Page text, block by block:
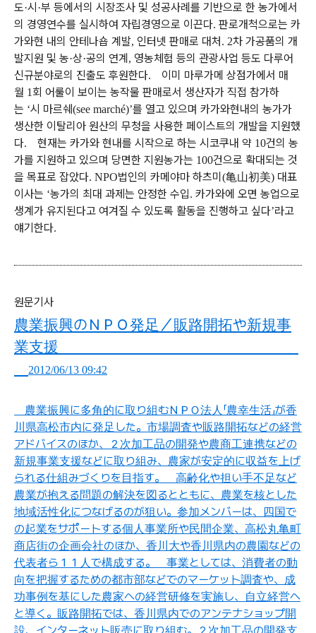
도·시 ·부 등에서의 시장조사 및 성공사례를 기반으로 한 농가에서
의 경영연수를 실시하여 자립경영으로 이끈다. 판로개척으로는 카
가와현 내의 안테나숍 계발, 인터넷 판매로 대처 . 2차 가공품의 개
발지원 및 농·상·공의 연계 , 영농체험 등의 관광사업 등도 다루어
신규분야로의 진출도 후원한다.
이미 마루가메 상점가에서 매
월 1 회 어룰이 보이는 농작물 판매로서 생산자가 직접 참가하
는 ‘시 마르쉐 (see marché)’를 열고 있으며 카가와현내의 농가가
생산한 이탈리아 원산의 무청을 사용한 페이스트의 개발을 지원했
다. 현재는 카가와 현내를 시작으로 하는 시코쿠내 약 10건의 농
가를 지원하고 있으며 당면한 지원농가는 100건으로 확대되는 것
을 목표로 잡았다. NPO법인의 카메야마 하츠미 (亀山初美) 대표
이사는 ‘농가의 최대 과제는 안정한 수입. 카가와에 오면 농업으로
생계가 유지된다고 여겨질 수 있도록 활동을 진행하고 싶다’라고
얘기한다.
원문기사
農業振興の ＮＰＯ発足 ／販路開拓や新規事
業支援
2012/06/13 09:42
農業振興に多角的に取 り組むＮＰＯ法人「農幸生活」が香
川県高松市内に発足 した。 市場調査や販路開拓などの経営
アドバイスのほか、２ 次加工品の開発や農商工連携などの
新規事業支援などに取 り組み、 農家が安定的に収益を上げ
られる仕組みづくりを 目指す。 高齢化や担い手不足など
農業が抱える問題の解決を図 るとともに、 農業を核とした
地域活性化につなげるのが狙い。 参加メンバーは、 四国で
の起業をサポートする個人事業所や民間企業、 高松丸亀町
商店街の企画会社のほか、 香川大や香川県内の農園などの
代表者ら １１ 人で構成する。 事業としては、 消費者の動
向を把握するための都市部などでのマーケット調査や、 成
功事例 を基にした農家への経営研修を実施し、 自立経営へ
と導く 。 販路開拓では、 香川県内でのアンテナショップ開